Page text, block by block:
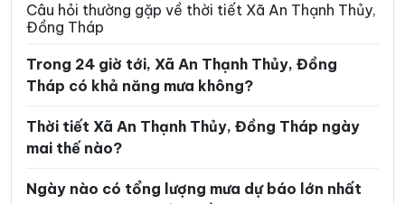
Xã Long Khánh Xã Long Phú Thuận
Xã Lương Hòa Lạc
Xã Mỹ An Hưng Xã Mỹ Đức Tây
Xã Mỹ Hiệp Xã Mỹ Lợi
Xã Mỹ Quí
Xã Mỹ Thiện Xã Mỹ Thọ
Câu hỏi thường gặp về thời tiết Xã An Thạnh Thủy,
Đồng Tháp
Trong 24 giờ tới, Xã An Thạnh Thủy, Đồng
Tháp có khả năng mưa không?
Thời tiết Xã An Thạnh Thủy, Đồng Tháp ngày
mai thế nào?
Ngày nào có tổng lượng mưa dự báo lớn nhất